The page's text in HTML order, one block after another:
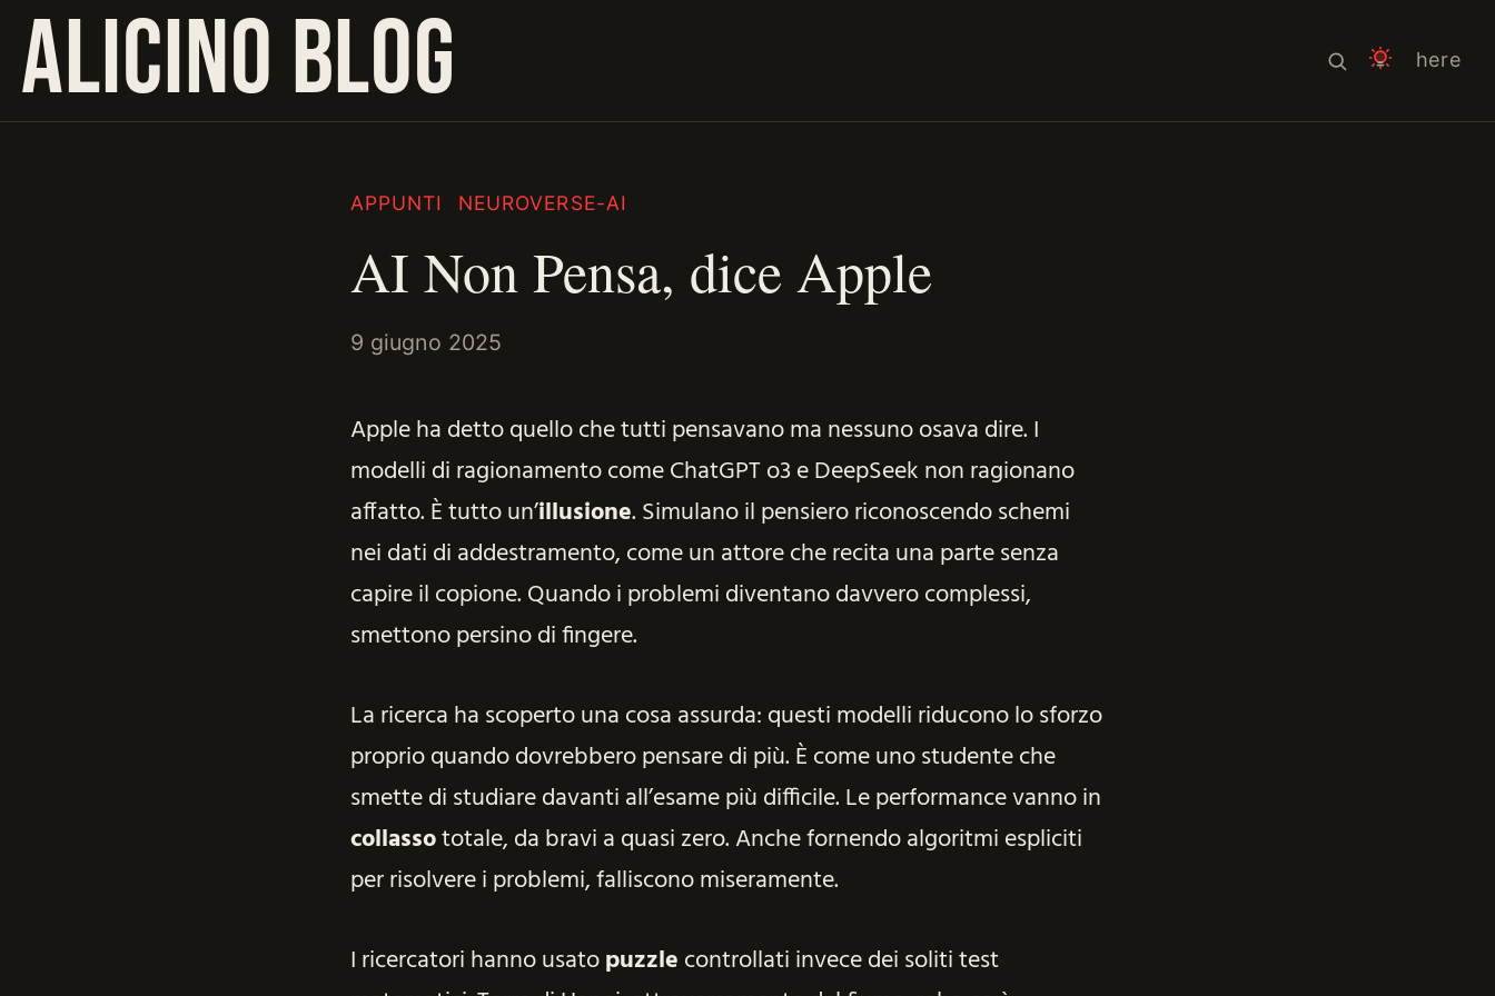
ALICINO BLOG here
APPUNTI NEUROVERSE-AI
AI Non Pensa, dice Apple
9 giugno 2025
Apple ha detto quello che tutti pensavano ma nessuno osava dire. I
modelli di ragionamento come ChatGPT o3 e DeepSeek non ragionano
affatto. È tutto un’illusione. Simulano il pensiero riconoscendo schemi
nei dati di addestramento, come un attore che recita una parte senza
capire il copione. Quando i problemi diventano davvero complessi,
smettono persino di fingere.
La ricerca ha scoperto una cosa assurda: questi modelli riducono lo sforzo
proprio quando dovrebbero pensare di più. È come uno studente che
smette di studiare davanti all’esame più difficile. Le performance vanno in
collassototale, da bravi a quasi zero. Anche fornendo algoritmi espliciti
per risolvere i problemi, falliscono miseramente.
I ricercatori hanno usatopuzzle controllati invece dei soliti test